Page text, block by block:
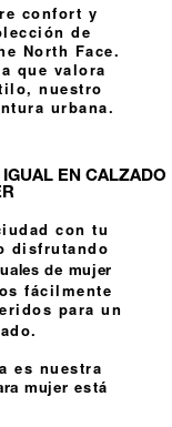
confort y
de
North Face.
que valora
nuestro
urbana.
EN CALZADO
con tu
disfrutando
de mujer
fácilmente
para un
es nuestra
mujer está